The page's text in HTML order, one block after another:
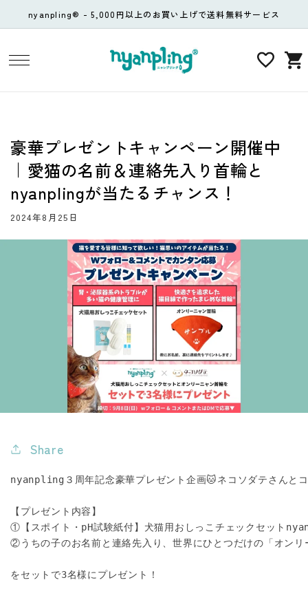
ンツに
進む
nyanpling® - 5,000円以上のお買い上げで送料無料サービス
ー
豪華プレゼントキャンペーン開催中
｜愛猫の名前＆連絡先入り首輪と
nyanplingが当たるチャンス！
2024年8月25日
Share
nyanpling３周年記念豪華プレゼント企画🐱ネコソダテさんと
【プレゼント内容】
①【スポイト・pH試験紙付】犬猫用おしっこチェックセット
②うちの子のお名前と連絡先入り、世界にひとつだけの「オン
をセットで3名様にプレゼント！